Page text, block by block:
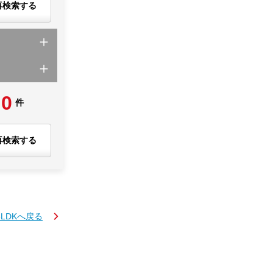
検索する
0 件
検索する
へ戻る